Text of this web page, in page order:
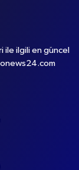
ile ilgili en güncel